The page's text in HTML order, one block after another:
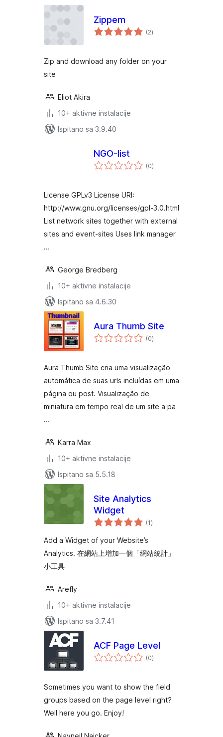
Zippem
(2ukupna
ocijena
)
Zip and download any folder on your
site
Eliot Akira
10+ aktivne instalacije
Ispitano sa 3.9.40
NGO-list
(0ukupna
ocijena
)
License GPLv3 License URI:
http://www.gnu.org/licenses/gpl-3.0.html
List network sites together with external
sites and event-sites Uses link manager
…
George Bredberg
10+ aktivne instalacije
Ispitano sa 4.6.30
Aura Thumb Site
(0ukupna
ocijena
)
Aura Thumb Site cria uma visualização
automática de suas urls incluídas em uma
página ou post. Visualização de
miniatura em tempo real de um site a pa
…
Karra Max
10+ aktivne instalacije
Ispitano sa 5.5.18
Site Analytics
Widget
(1ukupna
ocijena
)
Add a Widget of your Website’s
Analytics. 在網站上增加一個「網站統計」
小工具
Arefly
10+ aktivne instalacije
Ispitano sa 3.7.41
ACF Page Level
(0ukupna
ocijena
)
Sometimes you want to show the field
groups based on the page level right?
Well here you go. Enjoy!